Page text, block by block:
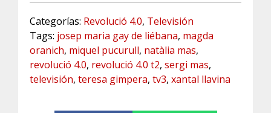
Categorías: Revolució 4.0, Televisión
Tags: josep maria gay de liébana, magda
oranich, miquel pucurull, natàlia mas,
revolució 4.0, revolució 4.0 t2,sergi mas,
televisión,teresa gimpera,tv3,xantal llavina